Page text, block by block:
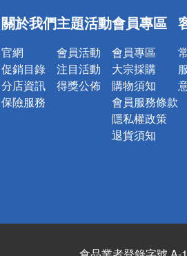
詐騙網頁！
關於我們
官網
促銷目錄
分店資訊
保險服務
主題活動
會員活動
注目活動
得獎公佈
會員專區
會員專區
大宗採購
購物須知
會員服務條款
隱私權政策
退貨須知